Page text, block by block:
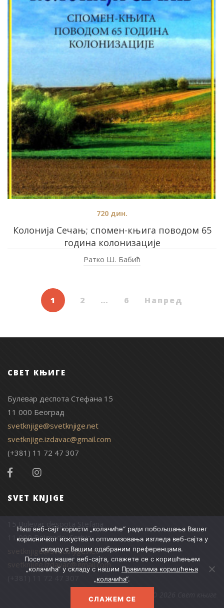
Колонија Сечањ; спомен-књига поводом 65
година колонизације
720 дин.
Ратко Ш. Бабић
1 2 … 6 Напред
СВЕТ КЊИГЕ
Булевар деспота Стефана 15
11 000 Београд
svetknjige@svetknjige.net
svetknjige.izdavac@gmail.com
(+381) 11 72 47 307
SVET KNJIGE
11 000 Belgrade, Serbia
svetknjige@svetknjige.net
svetknjige.izdavac@gmail.com
Наш веб-сајт користи „колачиће“ ради побољшања Вашег
корисничког искуства и оптимизовања изгледа веб-сајта у
складу с Вашим одабраним преференцама.
Посетом нашег веб-сајта, слажете се с коришћењем
„колачића“ у складу с нашим Правилима коришћења
„колачића“.
СЛАЖЕМ СЕ